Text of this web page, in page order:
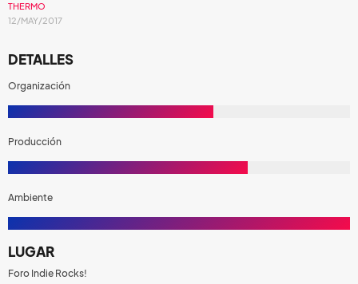
THERMO
12/MAY/2017
DETALLES
Organización
Producción
Ambiente
LUGAR
Foro Indie Rocks!